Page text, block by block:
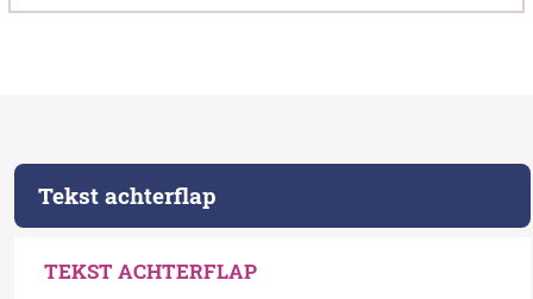
Tekst achterflap
TEKST ACHTERFLAP